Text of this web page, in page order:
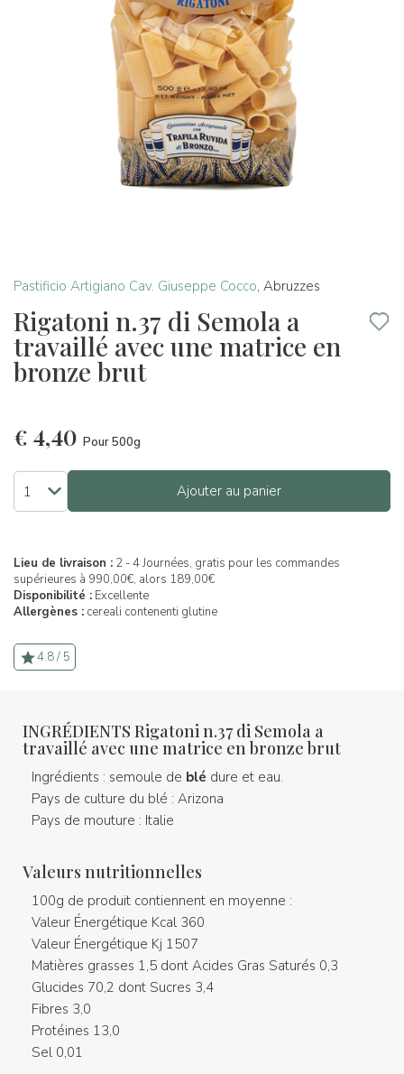
Pastificio Artigiano Cav. Giuseppe Cocco, Abruzzes
Rigatoni n.37 di Semola a
travaillé avec une matrice en
bronze brut
€ 4,40 Pour 500g
Ajouter au panier
Lieu de livraison : 2 - 4 Journées, gratis pour les commandes
supérieures à 990,00€, alors 189,00€
Disponibilité : Excellente
Allergènes : cereali contenenti glutine
4.8 / 5
INGRÉDIENTS Rigatoni n.37 di Semola a
travaillé avec une matrice en bronze brut
Ingrédients : semoule de blé dure et eau.
Pays de culture du blé : Arizona
Pays de mouture : Italie
Valeurs nutritionnelles
100g de produit contiennent en moyenne :
Valeur Énergétique Kcal 360
Valeur Énergétique Kj 1507
Matières grasses 1,5 dont Acides Gras Saturés 0,3
Glucides 70,2 dont Sucres 3,4
Fibres 3,0
Protéines 13,0
Sel 0,01